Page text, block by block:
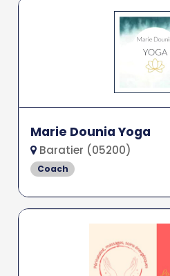
Marie Dounia Yoga
Baratier (05200)
Coach